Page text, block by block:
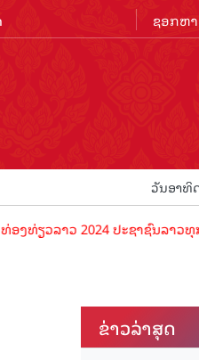
ວັນອາທິ
າວ 2024 ປະຊາຊົນລາວທຸກຄົນຈົ່ງ
ຂ່າວ​ລ່າ​ສຸດ